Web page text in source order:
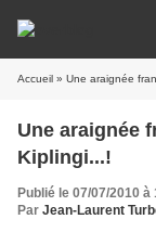
Accueil » Une araignée
Une araignée
Kiplingi...!
Publié le 07/07/2010 à
Par Jean-Laurent